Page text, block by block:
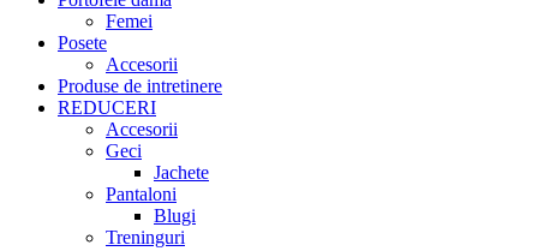
Femei
Posete
Accesorii
Produse de intretinere
REDUCERI
Accesorii
Geci
Jachete
Pantaloni
Blugi
Treninguri